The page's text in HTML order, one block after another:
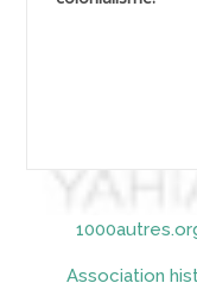
AICHEKADRA Sid
AICI (ou AISSI)
Association